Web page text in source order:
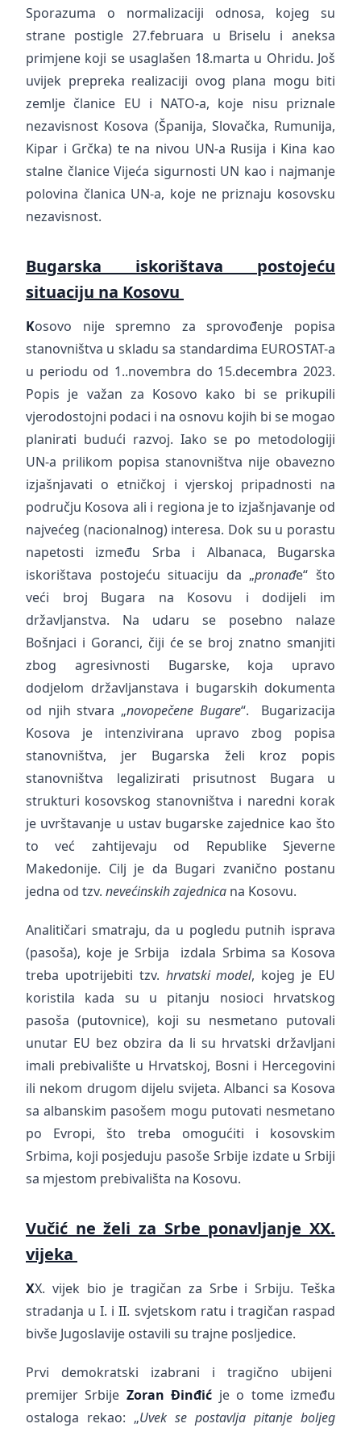
Sporazuma o normalizaciji odnosa, kojeg su
strane postigle 27.februara u Briselu i aneksa
primjene koji se usaglašen 18.marta u Ohridu. Još
uvijek prepreka realizaciji ovog plana mogu biti
zemlje članice EU i NATO-a, koje nisu priznale
nezavisnost Kosova (Španija, Slovačka, Rumunija,
Kipar i Grčka) te na nivou UN-a Rusija i Kina kao
stalne članice Vijeća sigurnosti UN kao i najmanje
polovina članica UN-a, koje ne priznaju kosovsku
nezavisnost.
Bugarska iskorištava postojeću
situaciju na Kosovu
Kosovo nije spremno za sprovođenje popisa
stanovništva u skladu sa standardima EUROSTAT-a
u periodu od 1..novembra do 15.decembra 2023.
Popis je važan za Kosovo kako bi se prikupili
vjerodostojni podaci i na osnovu kojih bi se mogao
planirati budući razvoj. Iako se po metodologiji
UN-a prilikom popisa stanovništva nije obavezno
izjašnjavati o etničkoj i vjerskoj pripadnosti na
području Kosova ali i regiona je to izjašnjavanje od
najvećeg (nacionalnog) interesa. Dok su u porastu
napetosti između Srba i Albanaca, Bugarska
iskorištava postojeću situaciju da „pronađe“ što
veći broj Bugara na Kosovu i dodijeli im
državljanstva. Na udaru se posebno nalaze
Bošnjaci i Goranci, čiji će se broj znatno smanjiti
zbog agresivnosti Bugarske, koja upravo
dodjelom državljanstava i bugarskih dokumenta
od njih stvara „novopečene Bugare“. Bugarizacija
Kosova je intenzivirana upravo zbog popisa
stanovništva, jer Bugarska želi kroz popis
stanovništva legalizirati prisutnost Bugara u
strukturi kosovskog stanovništva i naredni korak
je uvrštavanje u ustav bugarske zajednice kao što
to već zahtijevaju od Republike Sjeverne
Makedonije. Cilj je da Bugari zvanično postanu
jedna od tzv. nevećinskih zajednica na Kosovu.
Analitičari smatraju, da u pogledu putnih isprava
(pasoša), koje je Srbija izdala Srbima sa Kosova
treba upotrijebiti tzv. hrvatski model, kojeg je EU
koristila kada su u pitanju nosioci hrvatskog
pasoša (putovnice), koji su nesmetano putovali
unutar EU bez obzira da li su hrvatski državljani
imali prebivalište u Hrvatskoj, Bosni i Hercegovini
ili nekom drugom dijelu svijeta. Albanci sa Kosova
sa albanskim pasošem mogu putovati nesmetano
po Evropi, što treba omogućiti i kosovskim
Srbima, koji posjeduju pasoše Srbije izdate u Srbiji
sa mjestom prebivališta na Kosovu.
Vučić ne želi za Srbe ponavljanje XX.
vijeka
XX. vijek bio je tragičan za Srbe i Srbiju. Teška
stradanja u I. i II. svjetskom ratu i tragičan raspad
bivše Jugoslavije ostavili su trajne posljedice.
Prvi demokratski izabrani i tragično ubijeni
premijer Srbije Zoran Đinđić je o tome između
ostaloga rekao: „Uvek se postavlja pitanje boljeg